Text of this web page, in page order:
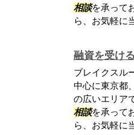
相談を承って
ら、お気軽に
融資を受け
ブレイクスル
中心に東京都
の広いエリア
相談を承って
ら、お気軽に